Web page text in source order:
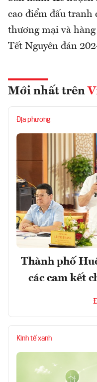
cao điểm đấu tranh
thương mại và
Tết Nguyên đán
Mới nhất trên
Địa phương
Thành phố
các cam kết
Kinh tế xanh